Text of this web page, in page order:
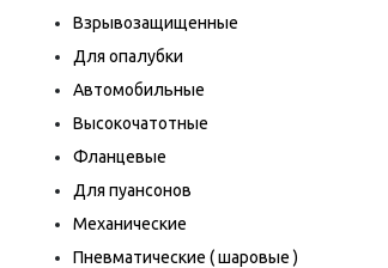
Взрывозащищенные
Для опалубки
Автомобильные
Высокочатотные
Фланцевые
Для пуансонов
Механические
Пневматические ( шаровые )